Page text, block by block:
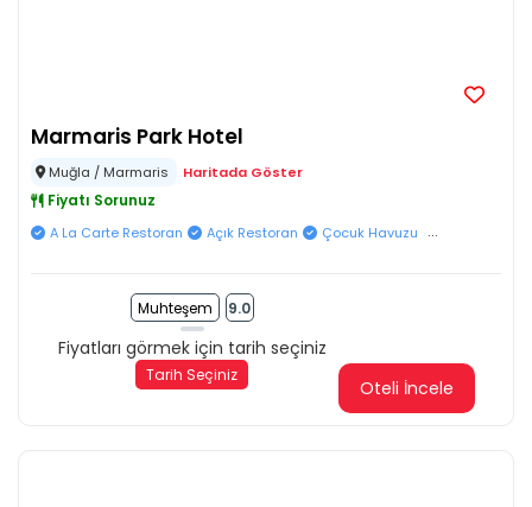
Marmaris Park Hotel
Muğla / Marmaris Haritada Göster
Fiyatı Sorunuz
A La Carte Restoran Açık Restoran Çocuk Havuzu ...
Muhteşem 9.0
Fiyatları görmek için tarih seçiniz
Tarih Seçiniz
Oteli İncele